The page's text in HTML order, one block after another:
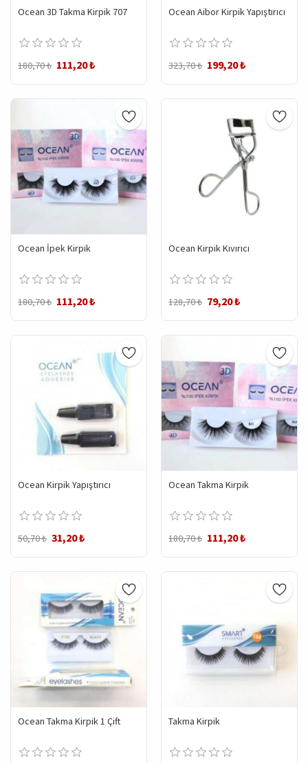
Ocean 3D Takma Kirpik 707
180,70 ₺ 111,20 ₺
Ocean Aibor Kirpik Yapıştırıcı
323,70 ₺ 199,20 ₺
Ocean İpek Kirpik
180,70 ₺ 111,20 ₺
Ocean Kirpik Kıvırıcı
128,70 ₺ 79,20 ₺
Ocean Kirpik Yapıştırıcı
50,70 ₺ 31,20 ₺
Ocean Takma Kirpik
180,70 ₺ 111,20 ₺
Ocean Takma Kirpik 1 Çift Takma Kirpik